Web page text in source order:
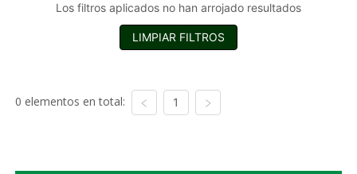
Los filtros aplicados no han arrojado resultados
LIMPIAR FILTROS
0 elementos en total: 1